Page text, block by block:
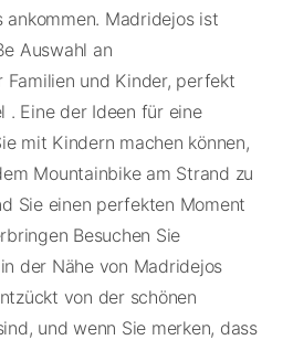
ankommen. Madridejos ist
Auswahl an
und Kinder, perfekt
. Eine der Ideen für eine
mit Kindern machen können,
Mountainbike am Strand zu
Sie einen perfekten Moment
Besuchen Sie
der Nähe von Madridejos
von der schönen
und wenn Sie merken, dass